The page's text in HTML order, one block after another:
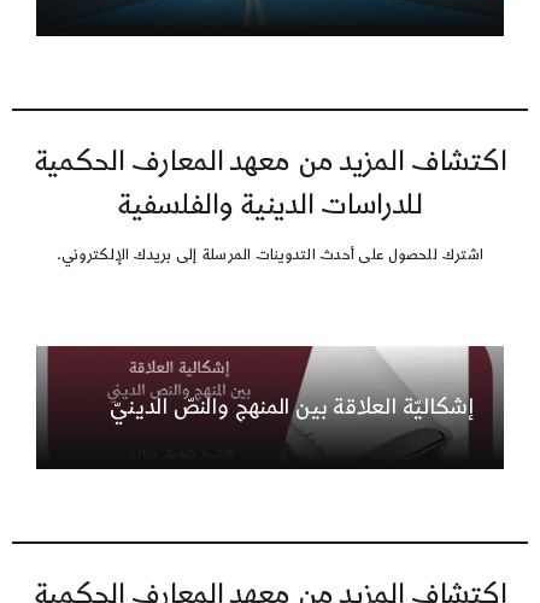
اكتشاف المزيد من معهد المعارف الحكمية
للدراسات الدينية والفلسفية
اشترك للحصول على أحدث التدوينات المرسلة إلى بريدك الإلكتروني.
إشكاليّة العلاقة بين المنهج والنصّ الدينيّ
اكتشاف المزيد من معهد المعارف الحكمية